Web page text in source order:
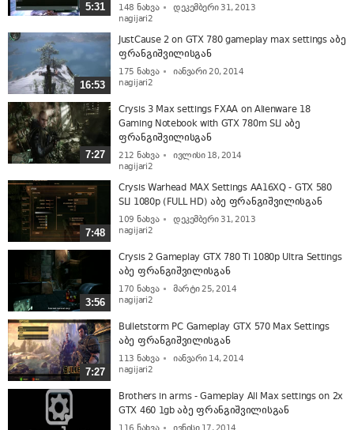
5:31 148 ნახვა
დეკემბერი 31, 2013
nagijari2
16:53
JustCause 2 on GTX 780 gameplay max settings აბე
ფრანგიშვილისგან
175 ნახვა
იანვარი 20, 2014
nagijari2
7:27
Crysis 3 Max settings FXAA on Alienware 18
Gaming Notebook with GTX 780m SLI აბე
ფრანგიშვილისგან
212 ნახვა
ივლისი 18, 2014
nagijari2
7:48
Crysis Warhead MAX Settings AA16XQ - GTX 580
SLI 1080p (FULL HD) აბე ფრანგიშვილისგან
109 ნახვა
დეკემბერი 31, 2013
nagijari2
3:56
Crysis 2 Gameplay GTX 780 Ti 1080p Ultra Settings
აბე ფრანგიშვილისგან
170 ნახვა
მარტი 25, 2014
nagijari2
7:27
Bulletstorm PC Gameplay GTX 570 Max Settings
აბე ფრანგიშვილისგან
113 ნახვა
იანვარი 14, 2014
nagijari2
Brothers in arms - Gameplay All Max settings on 2x
GTX 460 1gb აბე ფრანგიშვილისგან